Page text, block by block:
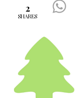
2
SHARES